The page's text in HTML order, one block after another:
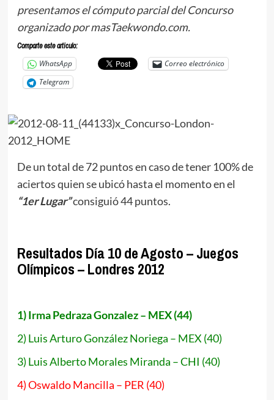
presentamos el cómputo parcial del Concurso
organizado por masTaekwondo.com.
Comparte este articulo:
WhatsApp
Correo electrónico
Telegram
De un total de 72 puntos en caso de tener 100% de
aciertos quien se ubicó hasta el momento en el
“1er Lugar”consiguió 44 puntos.
Resultados Día 10 de Agosto – Juegos
Olímpicos – Londres 2012
1) Irma Pedraza Gonzalez – MEX (44)
2) Luis Arturo González Noriega – MEX (40)
3) Luis Alberto Morales Miranda – CHI (40)
4) Oswaldo Mancilla – PER (40)